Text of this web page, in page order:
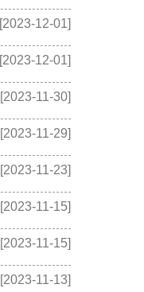
[2023-12-01]
[2023-12-01]
[2023-11-30]
[2023-11-29]
[2023-11-23]
[2023-11-15]
[2023-11-15]
[2023-11-13]